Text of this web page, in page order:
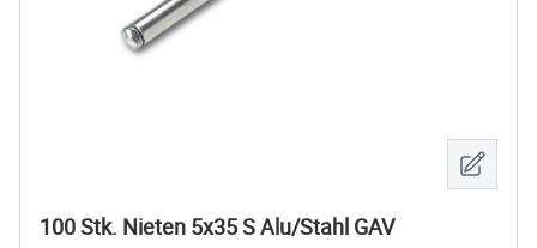
100 Stk. Nieten 5x35 S Alu/Stahl GAV